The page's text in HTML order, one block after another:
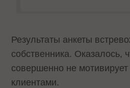
Результаты анкеты
собственника. Оказалось,
совершенно не
клиентами.